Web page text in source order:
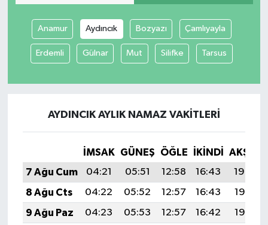
Anamur Aydıncık Bozyazı Çamlıyayla
Erdemli Gülnar Mut Silifke Tarsus
AYDINCIK AYLIK NAMAZ VAKITLERI
İMSAK GÜNEŞ ÖĞLE İKINDI
AKŞAM
7 Ağu Cum
04:21 05:51 12:58 16:43
19:54
8 Ağu Cts
04:22 05:52 12:57 16:43
19:53
9 Ağu Paz
04:23 05:53 12:57 16:42
19:52
SİYASET
SPOR
VEFATLAR